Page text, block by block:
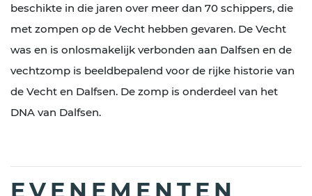
beschikte in die jaren over meer dan 70 schippers, die
met zompen op de Vecht hebben gevaren. De Vecht
was en is onlosmakelijk verbonden aan Dalfsen en de
vechtzomp is beeldbepalend voor de rijke historie van
de Vecht en Dalfsen. De zomp is onderdeel van het
DNA van Dalfsen.